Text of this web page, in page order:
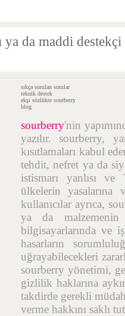
ya da maddi
sıkça sorulan sorular
teknik destek
ekşi sözlükte sourberry
blog
sourberry'nin
yazılır. sourberry,
kısıtlamaları kabul
tehdit, nefret ya da
istismarı yanlısı
ülkelerin yasalarına
kullanıcılar ayrıca,
ya da malzemenin
bilgisayarlarında ve
hasarların
uğrayabilecekleri
sourberry yönetimi,
gizlilik haklarına
takdirde gerekli
verme hakkını saklı